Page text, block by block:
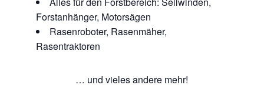
Forstanhänger, Motorsägen
Rasenroboter, Rasenmäher,
Rasentraktoren
… und vieles andere mehr!